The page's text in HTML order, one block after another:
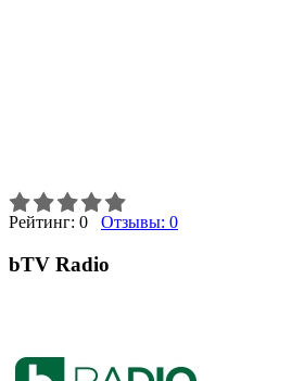
Рейтинг: 0 Отзывы: 0
bTV Radio